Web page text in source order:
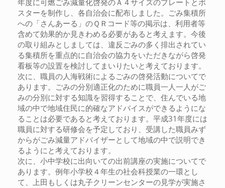
年度に可燃ごみ減量化啓発のＡ４サイズのプレートとポ
スターを制作し、各自治会に配布しました。ごみ集積所
への「さんあーる」のＱＲコード等の掲示は、利用者等
含めて効果的か見きわめる必要があると考えます。今後
の取り組みとしましては、違反ごみの多く排出されてい
る集積所を重点的に自治会の協力をいただきながら啓発
看板等の設置を検討してまいりたいと考えております。
次に、職員の人海戦術によるごみの啓発活動についてで
あります。ごみの分別適正化のために職員一人一人がご
みの分別に対する知識を習得することで、住んでいる地
域の中で地域住民に的確なアドバイスができるようにな
ることは必要であると考えております。平成31年度には
職員に対する研修会を予定しており、受講した職員みず
からがごみ減量アドバイザーとして地域の中で説明でき
るようにと考えております。
次に、小中学校に出向いての出前講座の実施についてで
あります。例年小学校４年生の社会科授業の一環とし
て、上田もしくは丸子クリーンセンターの見学が実施さ